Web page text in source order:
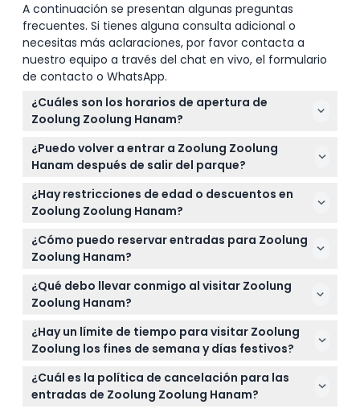
A continuación se presentan algunas preguntas
frecuentes. Si tienes alguna consulta adicional o
necesitas más aclaraciones, por favor contacta a
nuestro equipo a través del chat en vivo, el formulario
de contacto o WhatsApp.
¿Cuáles son los horarios de apertura de
Zoolung Zoolung Hanam?
Zoolung Zoolung Hanam está abierto de lunes a
viernes de 12:00 PM a 7:00 PM con última admisión
a las 6:00 PM, y fines de semana y días festivos de
10:30 AM a 8:00 PM con última admisión a las 6:30
PM (sujeto a cambios — por favor confirme al
¿Puedo volver a entrar a Zoolung Zoolung
Hanam después de salir del parque?
No, no se permite la reentrada una vez que haya
salido del lugar, así que asegúrese de disfrutar
plenamente su visita antes de salir.
¿Hay restricciones de edad o descuentos en
Zoolung Zoolung Hanam?
Los niños de 3 años en adelante pagan la misma
entrada que los adultos, mientras que los bebés
menores de 18 meses entran gratis con pasaporte.
Los niños de 18 a 36 meses son elegibles para un
descuento del 30% en el sitio (se requiere
estar acompañados por un adulto que pague.
¿Cómo puedo reservar entradas para Zoolung
Zoolung Hanam?
Puede reservar sus entradas cómodamente en
línea aquí mismo en este sitio web, donde también
podrá verificar la disponibilidad para la fecha
deseada.
¿Qué debo llevar conmigo al visitar Zoolung
Zoolung Hanam?
Asegúrese de traer su pasaporte para verificar los
descuentos y requisitos de admisión relacionados
con la edad, especialmente para los niños menores
de 3 años.
¿Hay un límite de tiempo para visitar Zoolung
Zoolung los fines de semana y días festivos?
Sí, los fines de semana y días festivos hay un límite
de uso de 3 horas para su visita, mientras que las
visitas entre semana no tienen restricción de
¿Cuál es la política de cancelación para las
entradas de Zoolung Zoolung Hanam?